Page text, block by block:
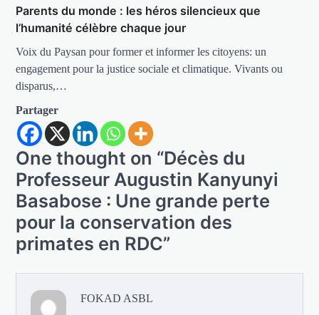
Parents du monde : les héros silencieux que
l’humanité célèbre chaque jour
Voix du Paysan pour former et informer les citoyens: un
engagement pour la justice sociale et climatique. Vivants ou
disparus,…
Partager
One thought on “Décès du
Professeur Augustin Kanyunyi
Basabose : Une grande perte
pour la conservation des
primates en RDC”
FOKAD ASBL